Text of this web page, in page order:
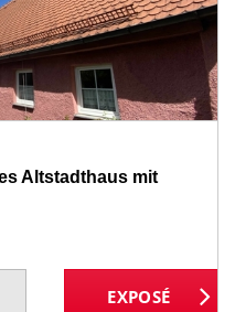
Altstadthaus mit